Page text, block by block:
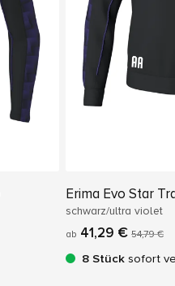
Erima Evo Star
schwarz/ultra violet
ab 41,29 € 54,79 €
8 Stück sofort